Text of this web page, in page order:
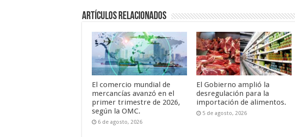
Artículos relacionados
El comercio mundial de
mercancías avanzó en el
primer trimestre de 2026,
según la OMC.
6 de agosto, 2026
El Gobierno amplió la
desregulación para la
importación de alimentos.
5 de agosto, 2026